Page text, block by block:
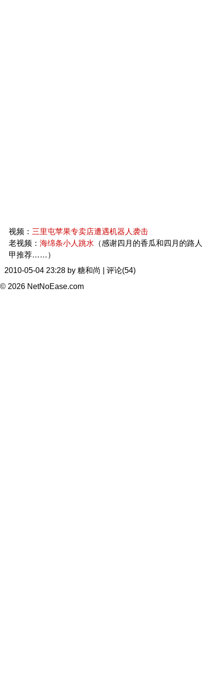
视频： 三里屯苹果专卖店遭遇机器人袭击
老视频： 海绵条小人跳水 （感谢四月的香瓜和四月的路人
甲推荐……）
2010-05-04 23:28 by 糖和尚 | 评论(54)
© 2026 NetNoEase.com